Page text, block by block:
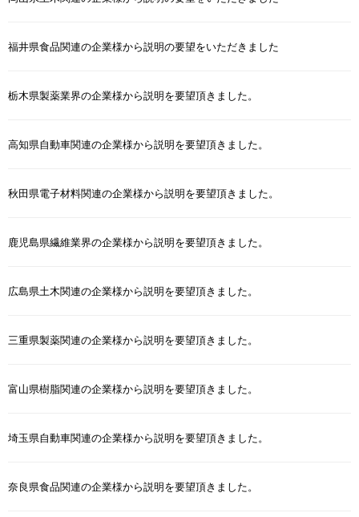
福井県食品関連の企業様から説明の要望をいただきました
栃木県製薬業界の企業様から説明を要望頂きました。
高知県自動車関連の企業様から説明を要望頂きました。
秋田県電子材料関連の企業様から説明を要望頂きました。
鹿児島県繊維業界の企業様から説明を要望頂きました。
広島県土木関連の企業様から説明を要望頂きました。
三重県製薬関連の企業様から説明を要望頂きました。
富山県樹脂関連の企業様から説明を要望頂きました。
埼玉県自動車関連の企業様から説明を要望頂きました。
奈良県食品関連の企業様から説明を要望頂きました。